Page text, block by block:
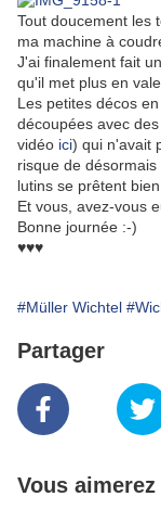
Tout doucement les
ma machine à
J'ai finalement fait
qu'il met plus en
Les petites décos
découpées avec
vidéo ici) qui n'avait
risque de
lutins se prêtent
Et vous, avez-vous
Bonne journée :-)
♥♥♥
#Müller Wichtel
Partager
Vous